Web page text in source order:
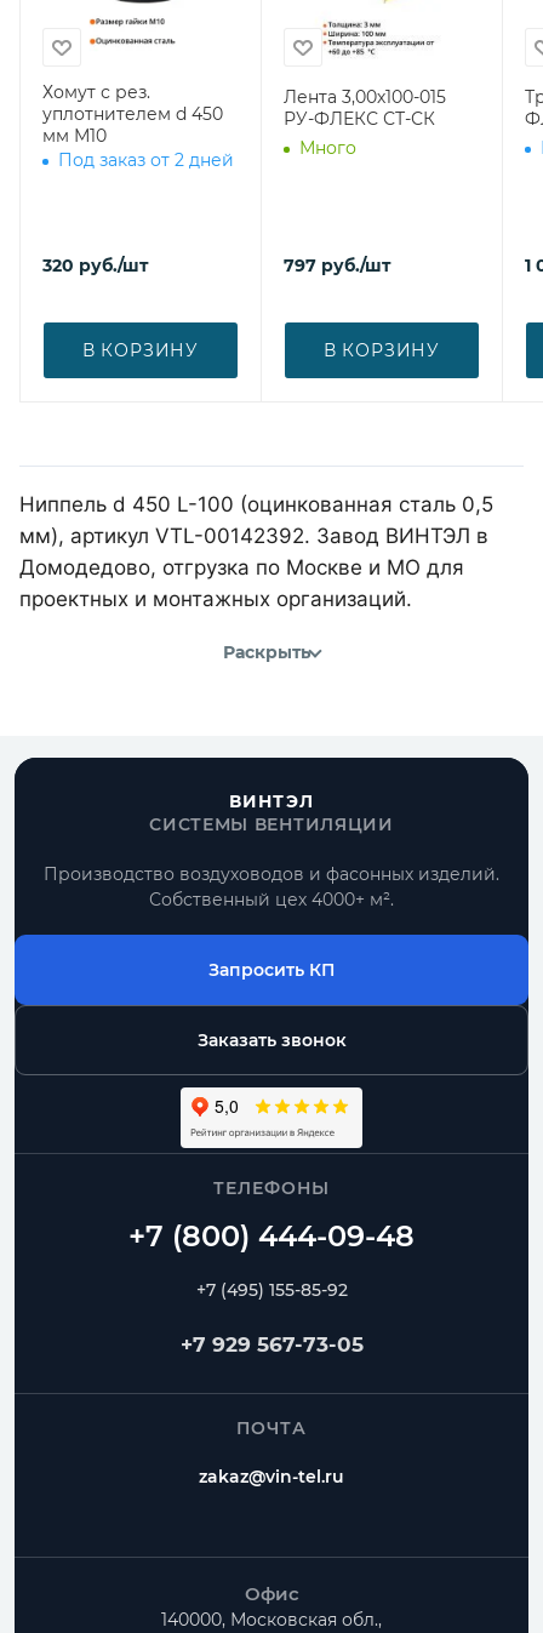
Хомут с рез.
уплотнителем d 450
мм М10
Под заказ от 2 дней
320 руб./шт
В КОРЗИНУ
Лента 3,00х100-015
РУ-ФЛЕКС СТ-СК
Много
797 руб./шт
В КОРЗИНУ
1
Ниппель d 450 L-100 (оцинкованная сталь 0,5
мм), артикул VTL-00142392. Завод ВИНТЭЛ в
Домодедово, отгрузка по Москве и МО для
проектных и монтажных организаций.
Раскрыть
ВИНТЭЛ
СИСТЕМЫ ВЕНТИЛЯЦИИ
Производство воздуховодов и фасонных изделий.
Собственный цех 4000+ м².
Запросить КП
Заказать звонок
ТЕЛЕФОНЫ
+7 (495) 155-85-92
+7 929 567-73-05
ПОЧТА
zakaz@vin-tel.ru
Офис
140000, Московская обл.,